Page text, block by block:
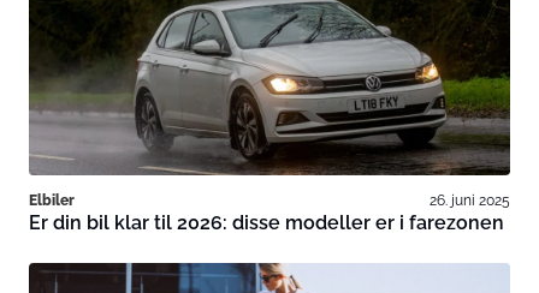
Elbiler 26. juni 2025
Er din bil klar til 2026: disse modeller er i farezonen